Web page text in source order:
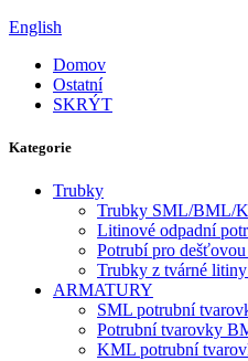
English
Domov
Ostatní
SKRÝT
Kategorie
Trubky
Trubky SML/BML/
Litinové odpadní
Potrubí pro
Trubky z tvárné
ARMATURY
SML potrubní
Potrubní tvarovky
KML potrubní